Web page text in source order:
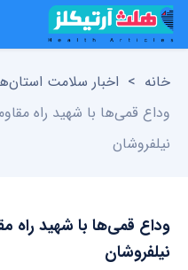
خانه > اخبار سلامت
وداع قمی‌ها با شهید راه
نیلفروشان
وداع قمی‌ها با شهید راه
نیلفروشان